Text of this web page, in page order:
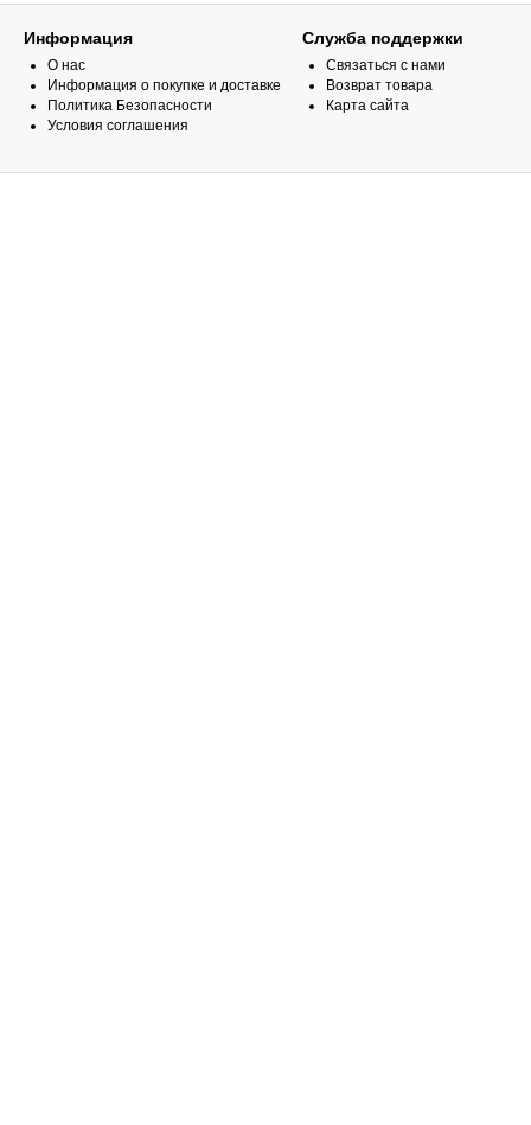
Информация
О нас
Информация о покупке и доставке
Политика Безопасности
Условия соглашения
Служба поддержки
Связаться с нами
Возврат товара
Карта сайта